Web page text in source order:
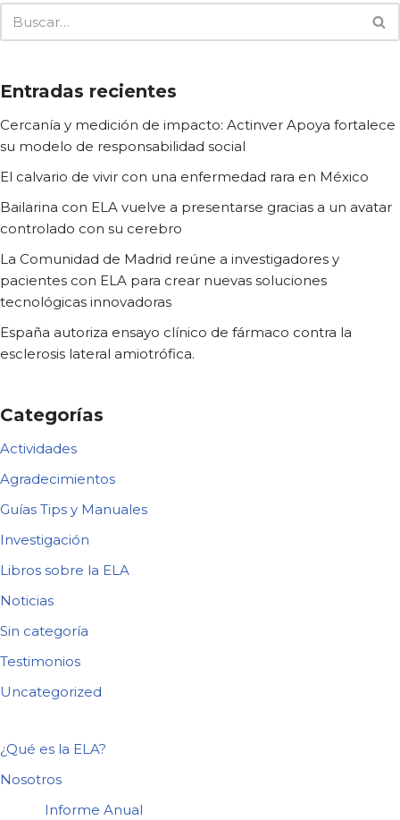
Entradas recientes
Cercanía y medición de impacto: Actinver Apoya fortalece
su modelo de responsabilidad social
El calvario de vivir con una enfermedad rara en México
Bailarina con ELA vuelve a presentarse gracias a un avatar
controlado con su cerebro
La Comunidad de Madrid reúne a investigadores y
pacientes con ELA para crear nuevas soluciones
tecnológicas innovadoras
España autoriza ensayo clínico de fármaco contra la
esclerosis lateral amiotrófica.
Categorías
Actividades
Agradecimientos
Guías Tips y Manuales
Investigación
Libros sobre la ELA
Noticias
Sin categoría
Testimonios
Uncategorized
¿Qué es la ELA?
Nosotros
Informe Anual